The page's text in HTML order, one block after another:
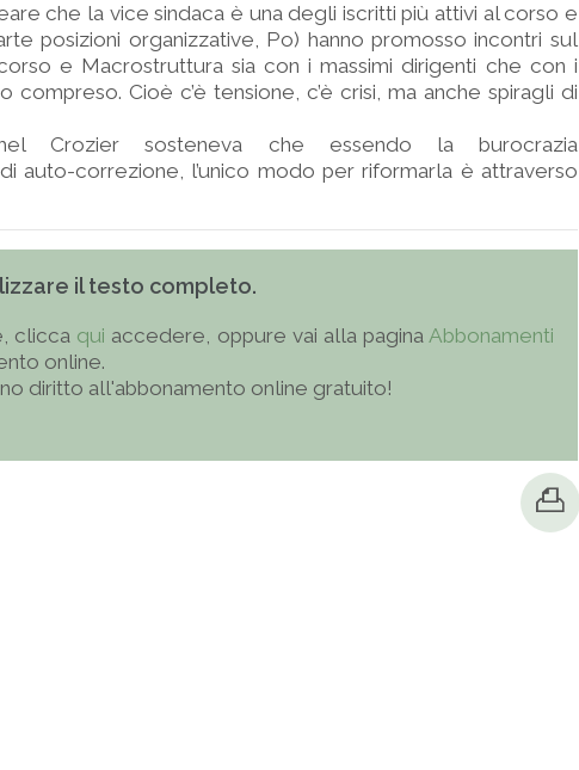
che la vice sindaca è una degli iscritti più attivi al corso e
posizioni organizzative, Po) hanno promosso incontri sul
e Macrostruttura sia con i massimi dirigenti che con i
compreso. Cioè c’è tensione, c’è crisi, ma anche spiragli di
Crozier sosteneva che essendo la burocrazia
di auto-correzione, l’unico modo per riformarla è attraverso
il testo completo.
clicca qui accedere, oppure vai alla pagina Abbonamenti
online.
diritto all'abbonamento online gratuito!